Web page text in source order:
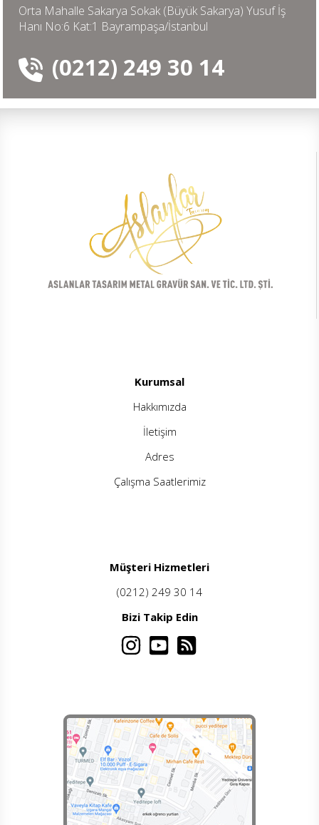
Orta Mahalle Sakarya Sokak (Büyük Sakarya) Yusuf İş
Hanı No:6 Kat:1 Bayrampaşa/İstanbul
(0212) 249 30 14
Kurumsal
Hakkımızda
İletişim
Adres
Çalışma Saatlerimiz
Müşteri Hizmetleri
(0212) 249 30 14
Bizi Takip Edin